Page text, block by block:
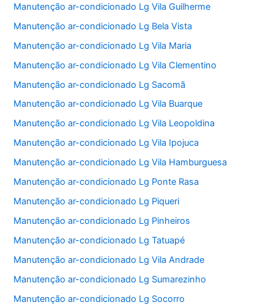
Manutenção ar-condicionado Lg Vila Guilherme
Manutenção ar-condicionado Lg Bela Vista
Manutenção ar-condicionado Lg Vila Maria
Manutenção ar-condicionado Lg Vila Clementino
Manutenção ar-condicionado Lg Sacomã
Manutenção ar-condicionado Lg Vila Buarque
Manutenção ar-condicionado Lg Vila Leopoldina
Manutenção ar-condicionado Lg Vila Ipojuca
Manutenção ar-condicionado Lg Vila Hamburguesa
Manutenção ar-condicionado Lg Ponte Rasa
Manutenção ar-condicionado Lg Piqueri
Manutenção ar-condicionado Lg Pinheiros
Manutenção ar-condicionado Lg Tatuapé
Manutenção ar-condicionado Lg Vila Andrade
Manutenção ar-condicionado Lg Sumarezinho
Manutenção ar-condicionado Lg Socorro